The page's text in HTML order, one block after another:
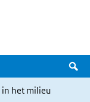
het milieu